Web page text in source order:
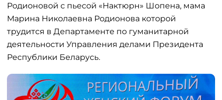
Родионовой с пьесой «Нактюрн» Шопена, мама
Марина Николаевна Родионова которой
трудится в Департаменте по гуманитарной
деятельности Управления делами Президента
Республики Беларусь.